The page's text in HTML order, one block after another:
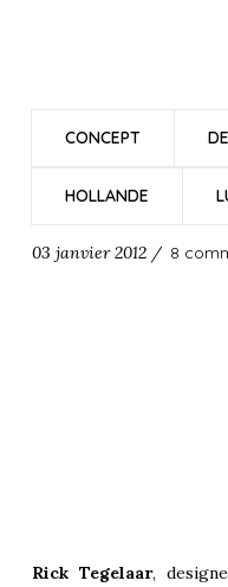
CONCEPT
HOLLANDE
03 janvier 2012 / 8
Rick Tegelaar,